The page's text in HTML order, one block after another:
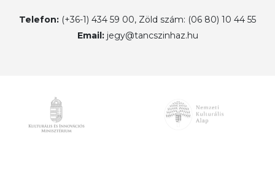
Telefon: (+36-1) 434 59 00, Zöld szám: (06 80) 10 44 55
Email: jegy@tancszinhaz.hu